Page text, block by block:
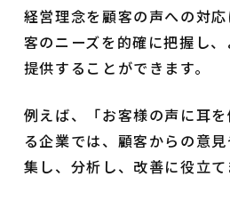
経営理念を顧客の声への対
客のニーズを的確に把握し
提供することができます。
例えば、「お客様の声に耳
る企業では、顧客からの意
集し、分析し、改善に役立て